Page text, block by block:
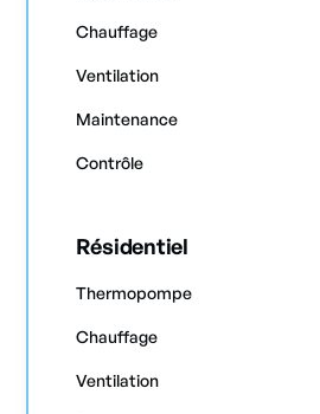
Chauffage
Ventilation
Maintenance
Contrôle
Résidentiel
Thermopompe
Chauffage
Ventilation